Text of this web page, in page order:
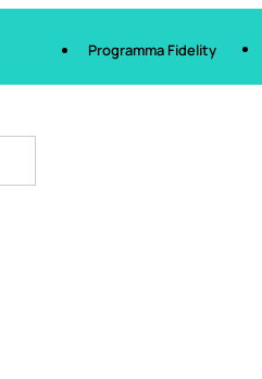
Programma Fidelity